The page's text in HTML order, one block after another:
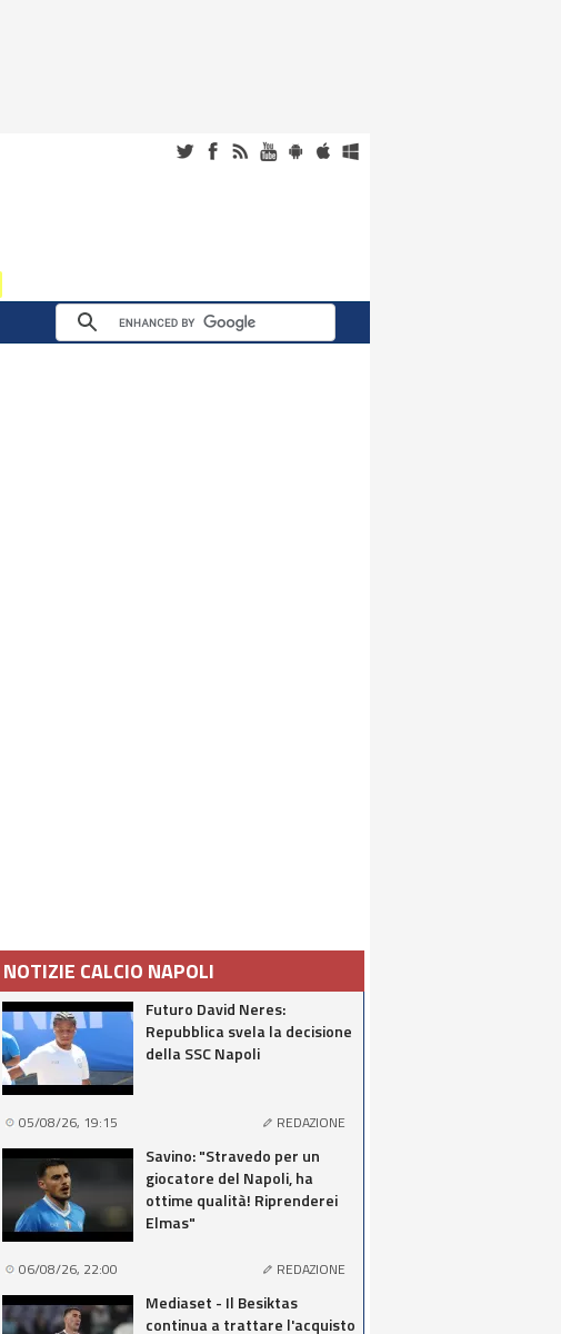
NOTIZIE CALCIO NAPOLI
Futuro David Neres:
Repubblica svela la decisione
della SSC Napoli
05/08/26, 19:15 REDAZIONE
Savino: "Stravedo per un
giocatore del Napoli, ha
ottime qualità! Riprenderei
Elmas"
06/08/26, 22:00 REDAZIONE
Mediaset - Il Besiktas
continua a trattare l'acquisto